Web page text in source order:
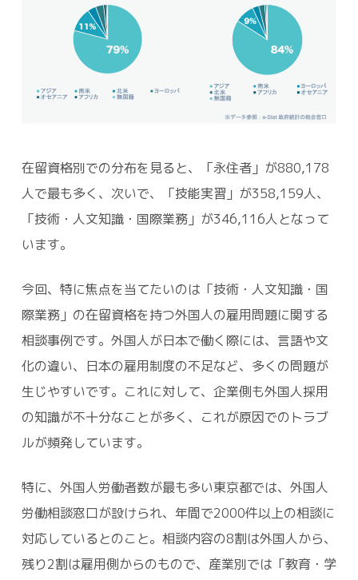
在留資格別での分布を見ると、「永住者」が880,178
人で最も多く、次いで、「技能実習」が358,159人、
「技術・人文知識・国際業務」が346,116人となって
います。
今回、特に焦点を当てたいのは「技術・人文知識・国
際業務」の在留資格を持つ外国人の雇用問題に関する
相談事例です。外国人が日本で働く際には、言語や文
化の違い、日本の雇用制度の不足など、多くの問題が
生じやすいです。これに対して、企業側も外国人採用
の知識が不十分なことが多く、これが原因でのトラブ
ルが頻発しています。
特に、外国人労働者数が最も多い東京都では、外国人
労働相談窓口が設けられ、年間で2000件以上の相談に
対応しているとのこと。相談内容の8割は外国人から、
残り2割は雇用側からのもので、産業別では「教育・学